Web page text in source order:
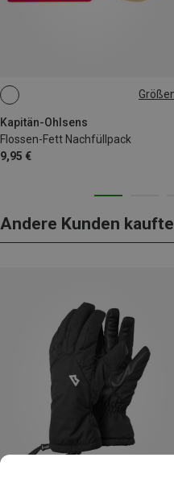
Kapitän-Ohlsens
Flossen-Fett Nachfüllpack
9,95 €
18G
Andere Kunden